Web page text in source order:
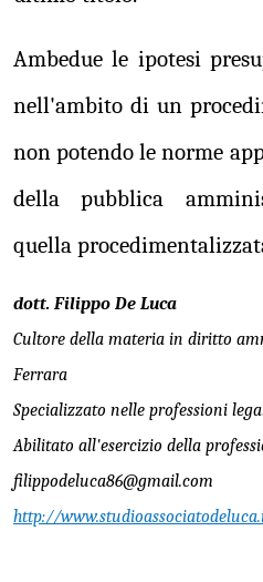
Ambedue le ipotesi
nell'ambito di un
non potendo le norme
della pubblica
quella
dott. Filippo De Luca
Cultore della materia in diritto
Ferrara
Specializzato nelle professioni
Abilitato all'esercizio della
filippodeluca86@gmail.com
http://